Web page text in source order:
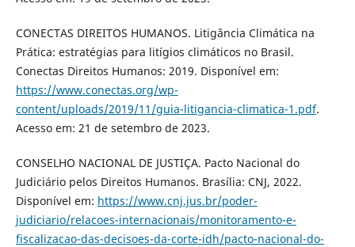
CONECTAS DIREITOS HUMANOS. Litigância Climática na
Prática: estratégias para litígios climáticos no Brasil.
Conectas Direitos Humanos: 2019. Disponível em:
https://www.conectas.org/wp-
content/uploads/2019/11/guia-litigancia-climatica-1.pdf.
Acesso em: 21 de setembro de 2023.
CONSELHO NACIONAL DE JUSTIÇA. Pacto Nacional do
Judiciário pelos Direitos Humanos. Brasília: CNJ, 2022.
Disponível em: https://www.cnj.jus.br/poder-
judiciario/relacoes-internacionais/monitoramento-e-
fiscalizacao-das-decisoes-da-corte-idh/pacto-nacional-do-